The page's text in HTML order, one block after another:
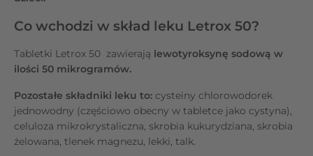
Co wchodzi w skład leku Letrox 50?
Tabletki Letrox 50 zawierają lewotyroksynę sodową w
ilości 50 mikrogramów.
Pozostałe składniki leku to: cysteiny chlorowodorek
jednowodny (częściowo obecny w tabletce jako cystyna),
celuloza mikrokrystaliczna, skrobia kukurydziana, skrobia
żelowana, tlenek magnezu, lekki, talk.